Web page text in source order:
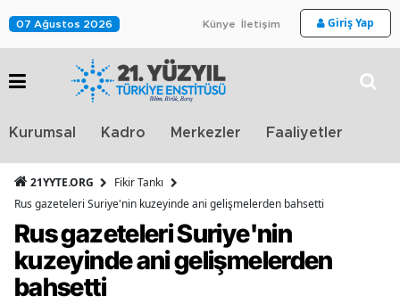
07 Ağustos 2026 Künye İletişim Giriş Yap
Kurumsal Kadro Merkezler Faaliyetler
21YYTE.ORG
Fikir Tankı
Rus gazeteleri Suriye'nin kuzeyinde ani gelişmelerden bahsetti
Rus gazeteleri Suriye'nin
kuzeyinde ani gelişmelerden
bahsetti